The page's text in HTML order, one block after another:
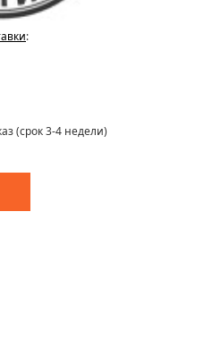
:
(срок 3-4 недели)